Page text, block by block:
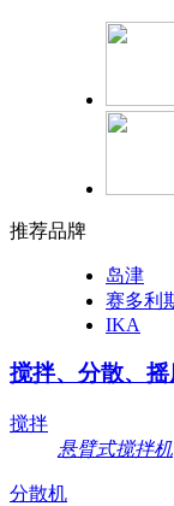
推荐品牌
岛津
赛多利
IKA
搅拌、分散、
搅拌
悬臂式搅拌机
分散机